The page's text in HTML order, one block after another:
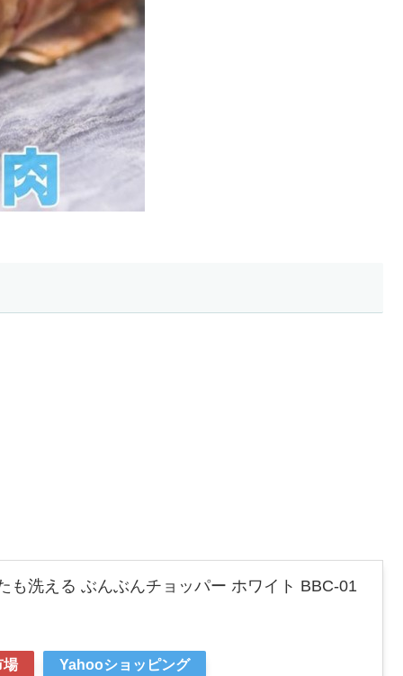
も洗える ぶんぶんチョッパー ホワイト BBC-01
場 Yahooショッピング